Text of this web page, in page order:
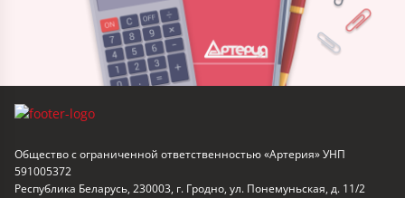
Общество с ограниченной ответственностью «Артерия» УНП
591005372
Республика Беларусь, 230003, г. Гродно, ул. Понемуньская, д. 11/2